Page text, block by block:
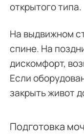
открытого типа.
На выдвижном
спине. На
дискомфорт,
Если
закрыть живот
Подготовка